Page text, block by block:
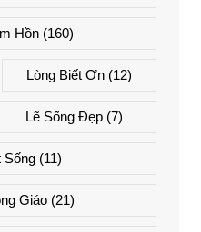
Hồn (160)
Lòng Biết Ơn(12)
Lẽ Sống Đẹp(7)
Sống (11)
Giáo (21)